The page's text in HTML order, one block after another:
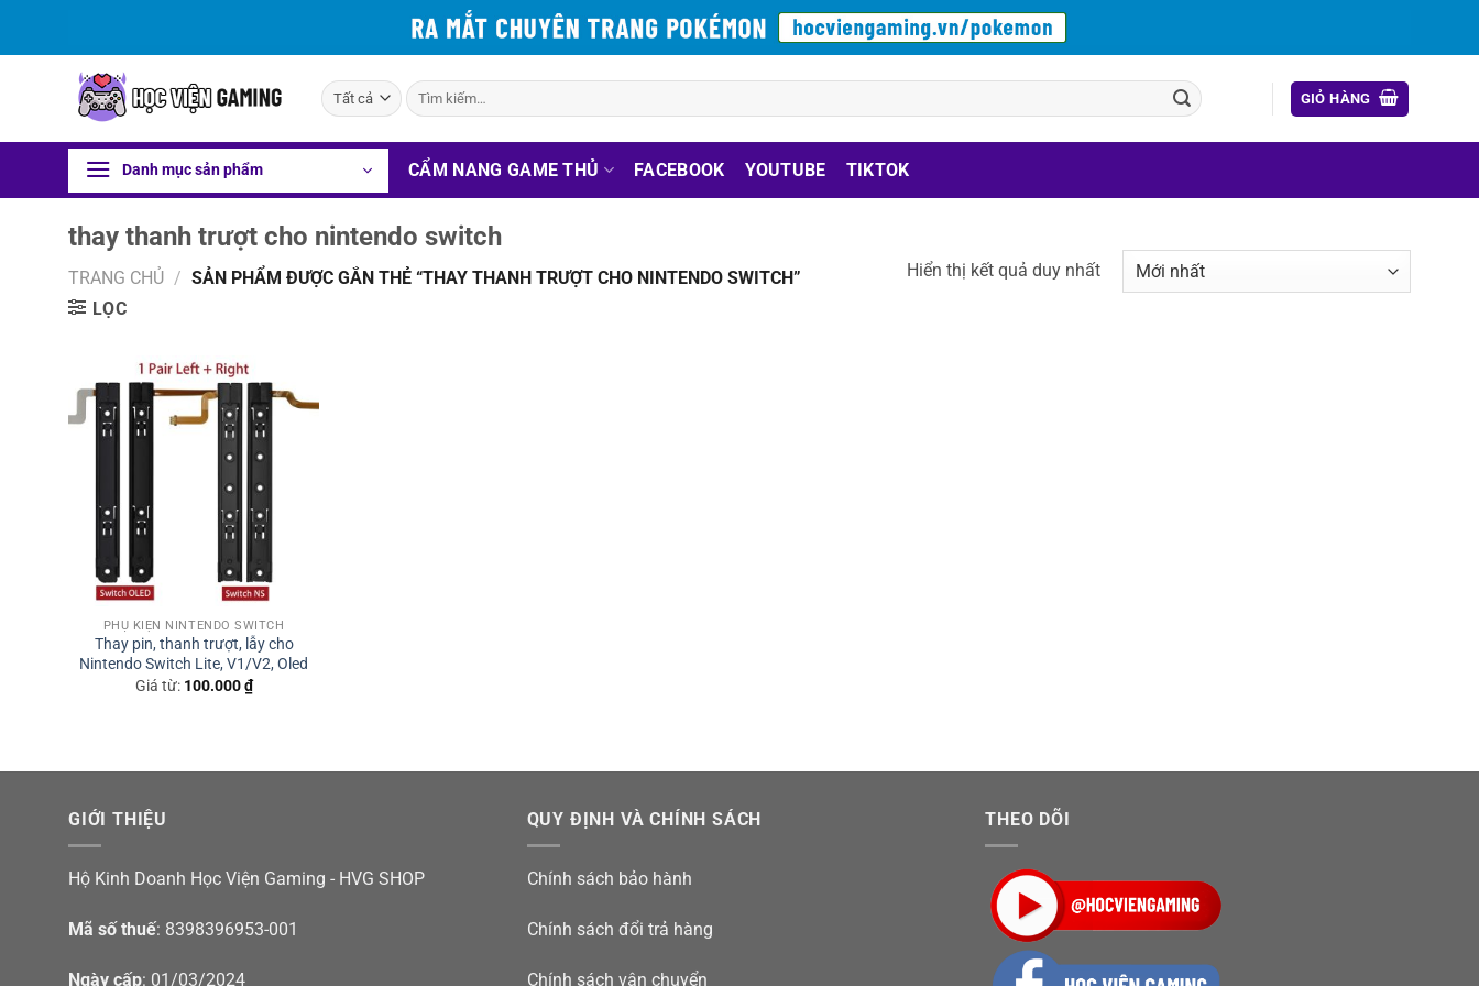
Tìm
kiếm:
GIỎ HÀNG
Danh mục sản phẩm CẨM NANG GAME THỦ FACEBOOK YOUTUBE TIKTOK
thay thanh trượt cho nintendo switch
TRANG CHỦ / SẢN PHẨM ĐƯỢC GẮN THẺ “THAY THANH TRƯỢT CHO NINTENDO SWITCH”
LỌC
Hiển thị kết quả duy nhất
PHỤ KIỆN NINTENDO SWITCH
Thay pin, thanh trượt, lẫy cho
Nintendo Switch Lite, V1/V2, Oled
Giá từ: 100.000₫
GIỚI THIỆU
Hộ Kinh Doanh Học Viện Gaming - HVG SHOP
Mã số thuế: 8398396953-001
Ngày cấp: 01/03/2024
QUY ĐỊNH VÀ CHÍNH SÁCH
Chính sách bảo hành
Chính sách đổi trả hàng
Chính sách vận chuyển
THEO DÕI